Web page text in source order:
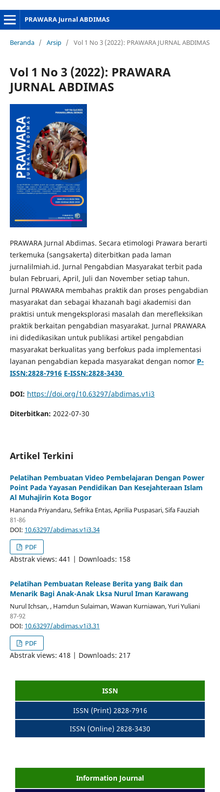
PRAWARA Jurnal ABDIMAS
Beranda / Arsip / Vol 1 No 3 (2022): PRAWARA JURNAL ABDIMAS
Vol 1 No 3 (2022): PRAWARA
JURNAL ABDIMAS
PRAWARA Jurnal Abdimas. Secara etimologi Prawara berarti
terkemuka (sangsakerta) diterbitkan pada laman
jurnalilmiah.id. Jurnal Pengabdian Masyarakat terbit pada
bulan Februari, April, Juli dan November setiap tahun.
Jurnal PRAWARA membahas praktik dan proses pengabdian
masyarakat dan sebagai khazanah bagi akademisi dan
praktisi untuk mengeksplorasi masalah dan merefleksikan
praktik berkaitan pengabdian masyarakat. Jurnal PRAWARA
ini didedikasikan untuk publikasi artikel pengabdian
masyarakat berkualitas yang berfokus pada implementasi
layanan pengabdian kepada masyarakat dengan nomor P-
ISSN:2828-7916 E-ISSN:2828-3430
DOI: https://doi.org/10.63297/abdimas.v1i3
Diterbitkan: 2022-07-30
Artikel Terkini
Pelatihan Pembuatan Video Pembelajaran Dengan Power
Point Pada Yayasan Pendidikan Dan Kesejahteraan Islam
Al Muhajirin Kota Bogor
Hananda Priyandaru, Sefrika Entas, Aprilia Puspasari, Sifa Fauziah
81-86
DOI: 10.63297/abdimas.v1i3.34
PDF
Abstrak views: 441 | Downloads: 158
Pelatihan Pembuatan Release Berita yang Baik dan
Menarik Bagi Anak-Anak Lksa Nurul Iman Karawang
Nurul Ichsan, , Hamdun Sulaiman, Wawan Kurniawan, Yuri Yuliani
87-92
DOI: 10.63297/abdimas.v1i3.31
PDF
Abstrak views: 418 | Downloads: 217
ISSN
ISSN (Print) 2828-7916
ISSN (Online) 2828-3430
Information Journal